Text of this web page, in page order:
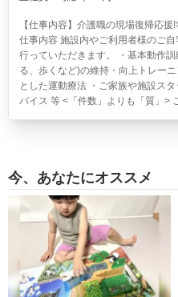
【仕事内容】介護職の現場復帰応
仕事内容 施設内やご利用者様のご
行っていただきます。 ・基本動作
る、歩くなど)の維持・向上トレー
とした運動療法 ・ご家族や施設ス
バイス 等 <「件数」よりも「質」>
今、あなたにオススメ